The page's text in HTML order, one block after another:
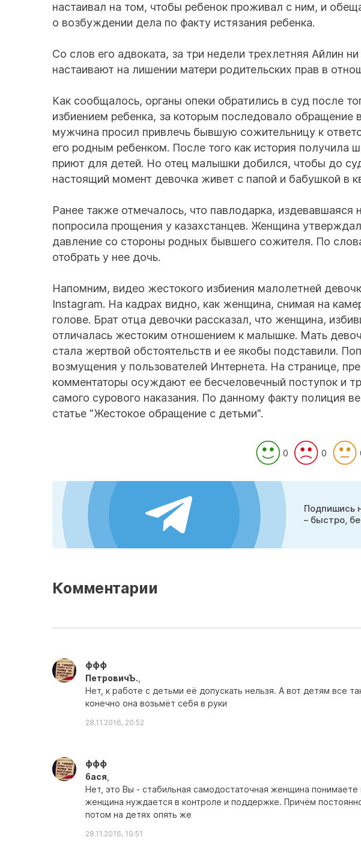
настаивал на том, чтобы ребенок проживал с ним, и
о возбуждении дела по факту истязания ребенка.
Со слов его адвоката, за три недели трехлетняя Айлин
настаивают на лишении матери родительских прав в
Как сообщалось, органы опеки обратились в суд после
избиением ребенка, за которым последовало обращение
мужчина просил привлечь бывшую сожительницу к
его родным ребенком. После того как история получила
приют для детей. Но отец малышки добился, чтобы до
настоящий момент девочка живет с папой и бабушкой в
Ранее также отмечалось, что павлодарка,
попросила прощения у казахстанцев. Женщина
давление со стороны родных бывшего сожителя. По
отобрать у нее дочь.
Напомним, видео жестокого избиения малолетней
Instagram. На кадрах видно, как женщина, снимая на
голове. Брат отца девочки рассказал, что женщина,
отличалась жестоким отношением к малышке. Мать
стала жертвой обстоятельств и ее якобы подставили.
возмущения у пользователей Интернета. На странице,
комментаторы осуждают ее бесчеловечный поступок и
самого сурового наказания. По данному факту полиция
статье "Жестокое обращение с детьми".
0 0
Подпишись
– быстро,
Комментарии
ффф
ПетровичЪ.
Нет, к работе с детьми её допускать нельзя. А вот детям все
конечно она возьмёт себя в руки
28.11.2016, 20:52
ффф
бася
Нет, это Вы - стабильная самодостаточная женщина
женщина нуждается в контроле и поддержке. Причём
потом на детях опять же
28.11.2016, 19:51